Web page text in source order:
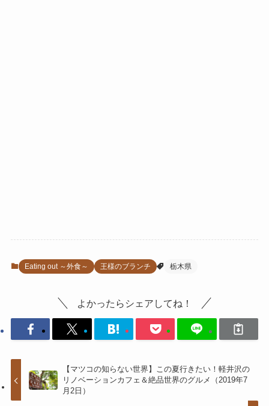
Eating out ～外食～ 王様のブランチ 栃木県
よかったらシェアしてね！
【マツコの知らない世界】この夏行きたい！軽井沢の
リノベーションカフェ＆絶品世界のグルメ（2019年7
月2日）